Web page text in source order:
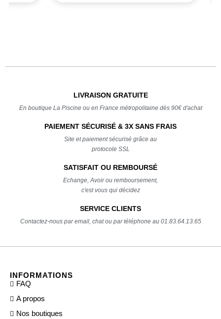
LIVRAISON GRATUITE
En boutique La Piscine ou en France métropolitaine dès 90€ d'achat
PAIEMENT SÉCURISÉ & 3X SANS FRAIS
Site et paiement sécurisé grâce au
protocole SSL
SATISFAIT OU REMBOURSÉ
Echange, Avoir ou remboursement,
c'est vous qui décidez
SERVICE CLIENTS
Contactez-nous par email, chat ou par téléphone au 01.83.64.13.65
INFORMATIONS
FAQ
A propos
Nos boutiques